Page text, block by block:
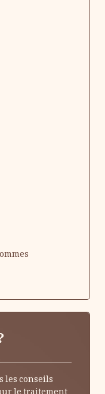
les conseils